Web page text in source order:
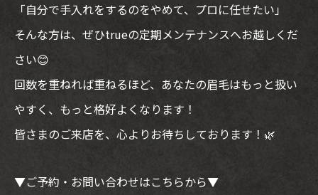
「自分で手入れをするのをやめて、プロに任せたい」
そんな方は、ぜひtrueの定期メンテナンスへお越しくだ
さい😊
回数を重ねれば重ねるほど、あなたの眉毛はもっと扱い
やすく、もっと格好よくなります！
皆さまのご来店を、心よりお待ちしております！🌿
▼ご予約・お問い合わせはこちらから▼